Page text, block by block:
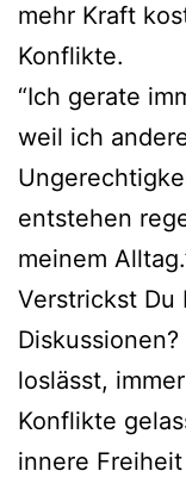
mehr Kraft
Konflikte.
“Ich gerate
weil ich
entstehen
meinem
Verstrickst Du
loslässt,
Konflikte
innere